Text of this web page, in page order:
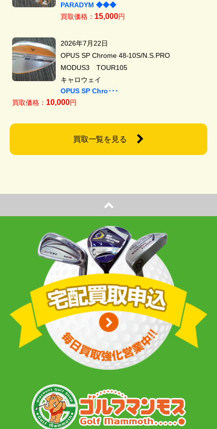
PARADYM ◆◆◆
買取価格： 15,000円
2026年7月22日
OPUS SP Chrome 48-10S/N.S.PRO
MODUS3 TOUR105
キャロウェイ
OPUS SP Chro･･･
買取価格： 10,000円
買取一覧を見る